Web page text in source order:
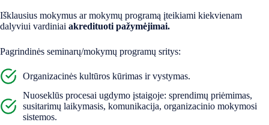
Išklausius mokymus ar mokymų programą įteikiami kiekvienam
dalyviui vardiniai akredituoti pažymėjimai.
Pagrindinės seminarų/mokymų programų sritys:
Organizacinės kultūros kūrimas ir vystymas.
Nuoseklūs procesai ugdymo įstaigoje: sprendimų priėmimas,
susitarimų laikymasis, komunikacija, organizacinio mokymosi
sistemos.